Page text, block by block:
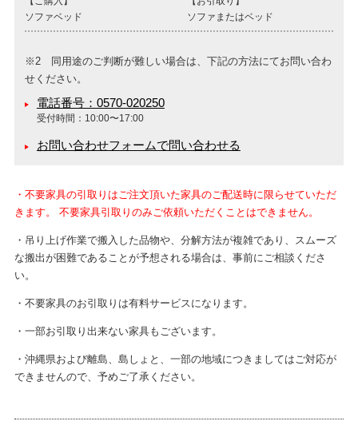
ソファベッド
ソファまたはベッド
※2 同用途のご判断が難しい場合は、下記の方法にてお問い合わ
せください。
電話番号：0570-020250
受付時間：10:00〜17:00
お問い合わせフォームで問い合わせる
・不要家具の引取りはご注文頂いた家具のご配送時に限らせていただ
きます。 不要家具引取りのみご依頼いただくことはできません。
・吊り上げ作業で搬入した品物や、分解方法が複雑であり、スムーズ
な搬出が困難であることが予想される場合は、事前にご相談くださ
い。
・不要家具のお引取りは有料サービスになります。
・一部お引取り出来ない家具もございます。
・沖縄県および離島、島しょと、一部の地域につきましてはご対応が
できませんので、予めご了承ください。